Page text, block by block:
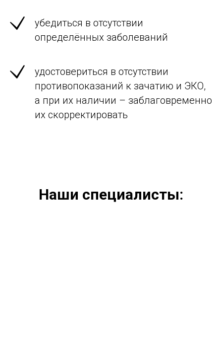
убедиться в отсутствии
определённых заболеваний
удостовериться в отсутствии
противопоказаний к зачатию и ЭКО,
а при их наличии – заблаговременно
их скорректировать
Наши специалисты: